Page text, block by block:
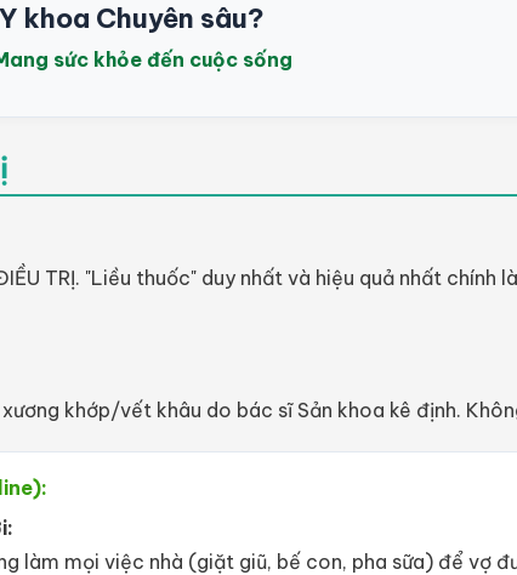
khoa Chuyên sâu?
sức khỏe đến cuộc sống
TRỊ. "Liều thuốc" duy nhất và hiệu quả nhất
khớp/vết khâu do bác sĩ Sản khoa kê định.
làm mọi việc nhà (giặt giũ, bế con, pha sữa) để vợ